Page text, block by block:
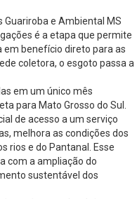
e Ambiental MS
é a etapa que permite
benefício direto para as
coletora, o esgoto passa a
em um único mês
para Mato Grosso do Sul.
de acesso a um serviço
melhora as condições dos
rios e do Pantanal. Esse
com a ampliação do
sustentável dos